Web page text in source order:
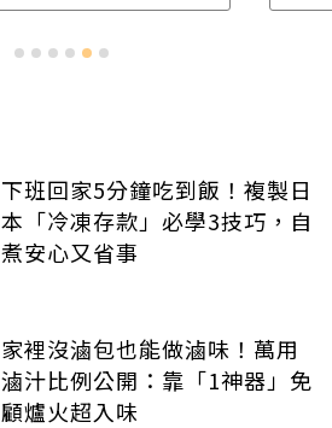
下班回家5分鐘吃到飯！複製日
本「冷凍存款」必學3技巧，自
煮安心又省事
家裡沒滷包也能做滷味！萬用
滷汁比例公開：靠「1神器」免
顧爐火超入味